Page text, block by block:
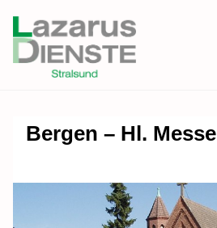
Bergen – Hl. Messe